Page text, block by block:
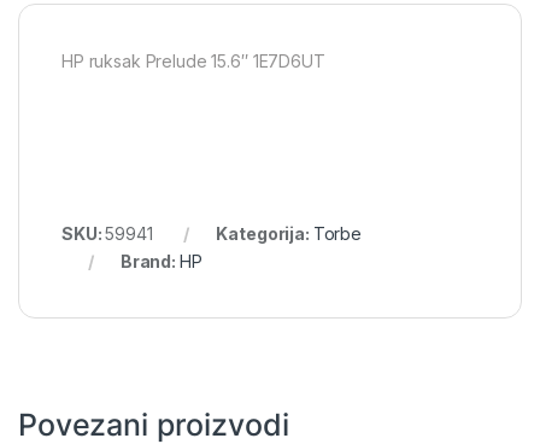
HP ruksak Prelude 15.6″ 1E7D6UT
SKU:59941 Kategorija: Torbe
Brand: HP
Povezani proizvodi